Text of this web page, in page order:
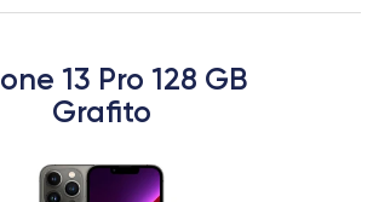
13 Pro 128 GB
Grafito